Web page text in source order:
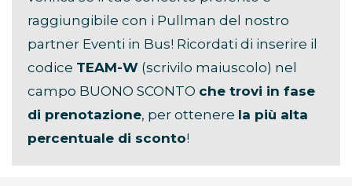
raggiungibile con i Pullman del nostro
partner Eventi in Bus! Ricordati di inserire il
codice TEAM-W (scrivilo maiuscolo) nel
campo BUONO SCONTO che trovi in fase
di prenotazione, per ottenere la più alta
percentuale di sconto!